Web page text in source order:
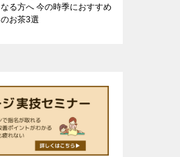
なる方へ 今の時季におすすめ
のお茶3選